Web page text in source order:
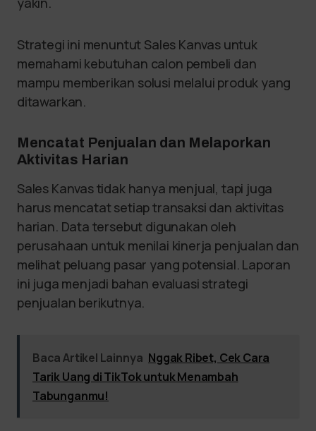
Strategi ini menuntut Sales Kanvas untuk
memahami kebutuhan calon pembeli dan
mampu memberikan solusi melalui produk yang
ditawarkan.
Mencatat Penjualan dan Melaporkan
Aktivitas Harian
Sales Kanvas tidak hanya menjual, tapi juga
harus mencatat setiap transaksi dan aktivitas
harian. Data tersebut digunakan oleh
perusahaan untuk menilai kinerja penjualan dan
melihat peluang pasar yang potensial. Laporan
ini juga menjadi bahan evaluasi strategi
penjualan berikutnya.
Baca Artikel Lainnya Nggak Ribet, Cek Cara
Tarik Uang di TikTok untuk Menambah
Tabunganmu!